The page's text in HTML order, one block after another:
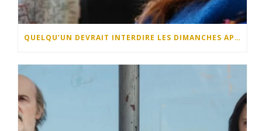
QUELQU’UN DEVRAIT INTERDIRE LES DIMANCHES APRÈS-MIDI